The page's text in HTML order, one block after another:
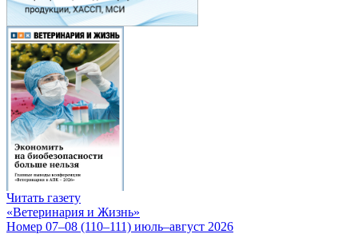
Читать газету
«Ветеринария и Жизнь»
Номер 07–08 (110–111) июль–август 2026